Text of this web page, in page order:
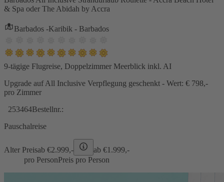
& Spa oder The Abidah by Accra
Barbados -Karibik - Barbados
9-tägige Flugreise, Doppelzimmer Meerblick inkl. AI
Upgrade auf All Inclusive Verpflegung geschenkt - Wert: € 798,-
pro Zimmer
253464Bestellnr.:
Pauschalreise
Alter Preisab €2.999,- ab €1.999,-
pro PersonPreis pro Person